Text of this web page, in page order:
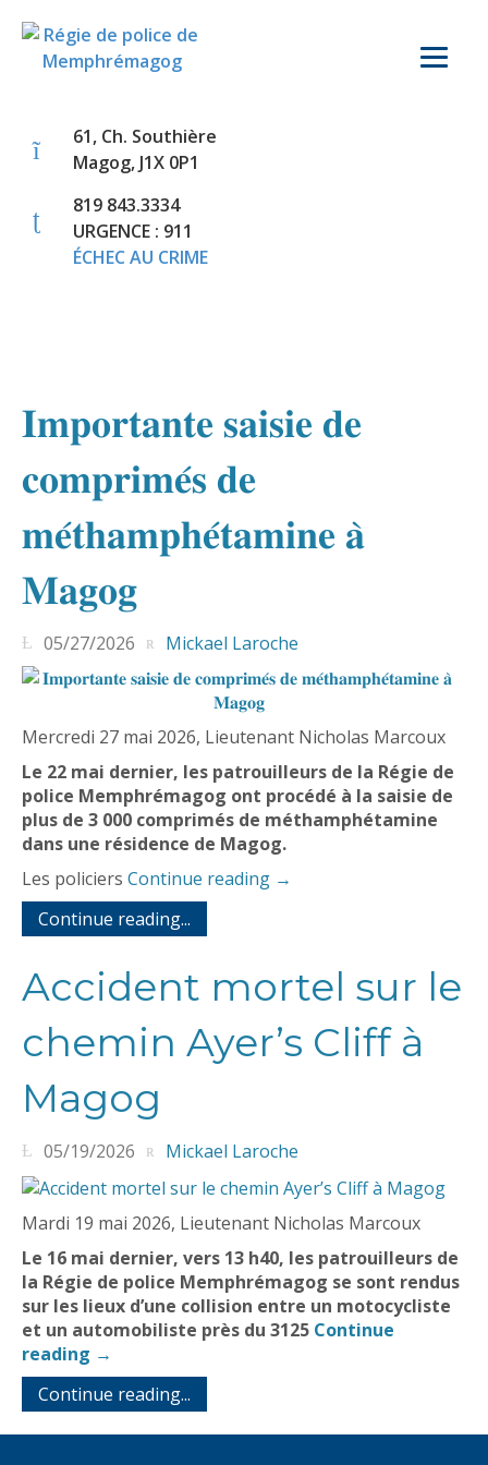
61, Ch. Southière
Magog, J1X 0P1
819 843.3334
URGENCE : 911
ÉCHEC AU CRIME
𝐈𝐦𝐩𝐨𝐫𝐭𝐚𝐧𝐭𝐞 𝐬𝐚𝐢𝐬𝐢𝐞 𝐝𝐞
𝐜𝐨𝐦𝐩𝐫𝐢𝐦𝐞́𝐬 𝐝𝐞
𝐦𝐞́𝐭𝐡𝐚𝐦𝐩𝐡𝐞́𝐭𝐚𝐦𝐢𝐧𝐞 𝐚̀
𝐌𝐚𝐠𝐨𝐠
05/27/2026 Mickael Laroche
Mercredi 27 mai 2026, Lieutenant Nicholas Marcoux
Le 22 mai dernier, les patrouilleurs de la Régie de
police Memphrémagog ont procédé à la saisie de
plus de 3 000 comprimés de méthamphétamine
dans une résidence de Magog.
Les policiers Continue reading →
Continue reading...
Accident mortel sur le
chemin Ayer’s Cliff à
Magog
05/19/2026 Mickael Laroche
Mardi 19 mai 2026, Lieutenant Nicholas Marcoux
Le 16 mai dernier, vers 13 h40, les patrouilleurs de
la Régie de police Memphrémagog se sont rendus
sur les lieux d’une collision entre un motocycliste
et un automobiliste près du 3125 Continue
reading →
Continue reading...